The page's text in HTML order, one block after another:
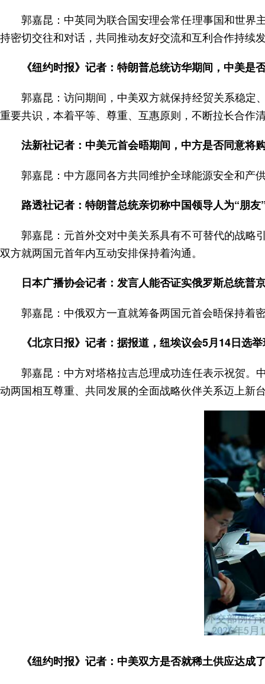
郭嘉昆：中英同为联合国安理会常任理事国和世界
持密切交往和对话，共同推动友好交流和互利合作持续
《纽约时报》记者：特朗普总统访华期间，中美是
郭嘉昆：访问期间，中美双方就保持经贸关系稳定
重要共识，本着平等、尊重、互惠原则，不断拉长合作
法新社记者：中美元首会晤期间，中方是否同意将
郭嘉昆：中方愿同各方共同维护全球能源安全和产
路透社记者：特朗普总统亲切称中国领导人为“朋
郭嘉昆：元首外交对中美关系具有不可替代的战略
双方就两国元首年内互动安排保持着沟通。
日本广播协会记者：发言人能否证实俄罗斯总统普
郭嘉昆：中俄双方一直就筹备两国元首会晤保持着
《北京日报》记者：据报道，纽埃议会5月14日选
郭嘉昆：中方对塔格拉吉总理成功连任表示祝贺。
动两国相互尊重、共同发展的全面战略伙伴关系迈上新
《纽约时报》记者：中美双方是否就稀土供应达成